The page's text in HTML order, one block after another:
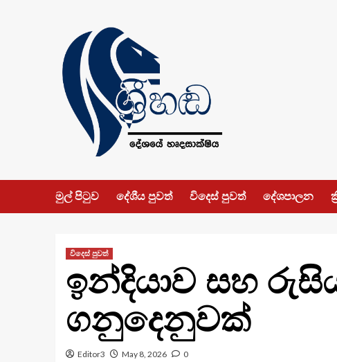
මුල් පිටුව දේශීය පුවත් විදෙස් පුවත් දේශපාලන
විදෙස් පුවත්
ඉන්දියාව සහ
ගනුදෙනුවක්
Editor3 May 8, 2026 0